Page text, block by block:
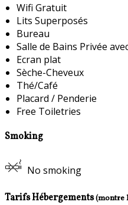
Wifi Gratuit
Lits Superposés
Bureau
Salle de Bains Privée
Ecran plat
Sèche-Cheveux
Thé/Café
Placard / Penderie
Free Toiletries
Smoking
No smoking
Tarifs Hébergements(montre